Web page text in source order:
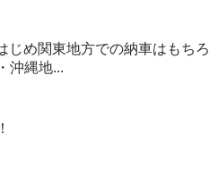
じめ関東地方での納車はもちろ
沖縄地...